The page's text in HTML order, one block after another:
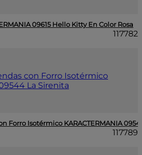
09615 Hello Kitty En Color Rosa
117782
Forro Isotérmico KARACTERMANIA
117789